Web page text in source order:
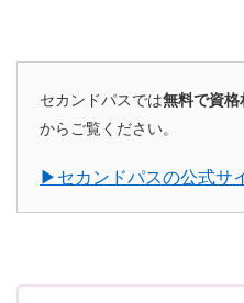
セカンドパスでは無料で資格
からご覧ください。
▶︎セカンドパスの公式サ